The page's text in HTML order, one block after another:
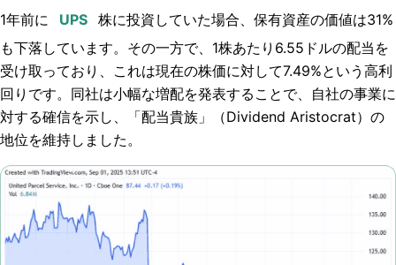
1年前に
株に投資していた場合、保有資産の価値は31%
も下落しています。その一方で、1株あたり6.55ドルの配当を
受け取っており、これは現在の株価に対して7.49%という高利
回りです。同社は小幅な増配を発表することで、自社の事業に
対する確信を示し、「配当貴族」（Dividend Aristocrat）の
地位を維持しました。